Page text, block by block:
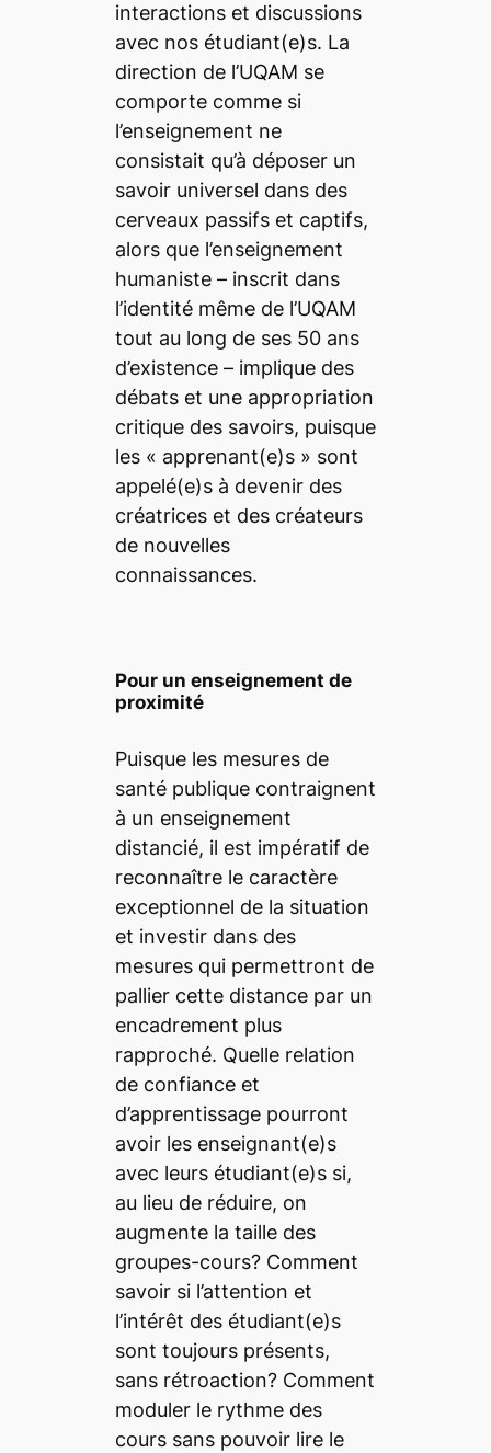
interactions et discussions
avec nos étudiant(e)s. La
direction de l’UQAM se
comporte comme si
l’enseignement ne
consistait qu’à déposer un
savoir universel dans des
cerveaux passifs et captifs,
alors que l’enseignement
humaniste – inscrit dans
l’identité même de l’UQAM
tout au long de ses 50 ans
d’existence – implique des
débats et une appropriation
critique des savoirs, puisque
les « apprenant(e)s» sont
appelé(e)s à devenir des
créatrices et des créateurs
de nouvelles
connaissances.
Pour un enseignement de
proximité
Puisque les mesures de
santé publique contraignent
à un enseignement
distancié, il est impératif de
reconnaître le caractère
exceptionnel de la situation
et investir dans des
mesures qui permettront de
pallier cette distance par un
encadrement plus
rapproché. Quelle relation
de confiance et
d’apprentissage pourront
avoir les enseignant(e)s
avec leurs étudiant(e)s si,
au lieu de réduire, on
augmente la taille des
groupes-cours? Comment
savoir si l’attention et
l’intérêt des étudiant(e)s
sont toujours présents,
sans rétroaction? Comment
moduler le rythme des
cours sans pouvoir lire le